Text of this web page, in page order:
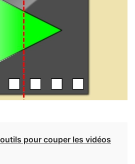
pour couper les vidéos